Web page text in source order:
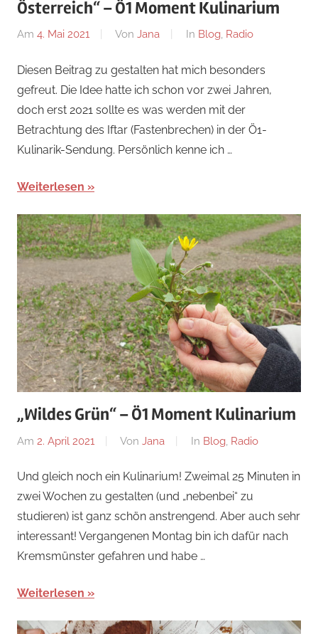
Österreich“ – Ö1 Moment Kulinarium
Am 4. Mai 2021 Von Jana In Blog, Radio
Diesen Beitrag zu gestalten hat mich besonders
gefreut. Die Idee hatte ich schon vor zwei Jahren,
doch erst 2021 sollte es was werden mit der
Betrachtung des Iftar (Fastenbrechen) in der Ö1-
Kulinarik-Sendung. Persönlich kenne ich …
Weiterlesen
„Wildes Grün“ – Ö1 Moment Kulinarium
Am 2. April 2021 Von Jana In Blog, Radio
Und gleich noch ein Kulinarium! Zweimal 25 Minuten in
zwei Wochen zu gestalten (und „nebenbei“ zu
studieren) ist ganz schön anstrengend. Aber auch sehr
interessant! Vergangenen Montag bin ich dafür nach
Kremsmünster gefahren und habe …
Weiterlesen